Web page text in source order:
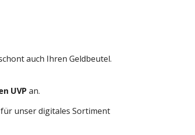
auch Ihren Geldbeutel.
UVP an.
unser digitales Sortiment